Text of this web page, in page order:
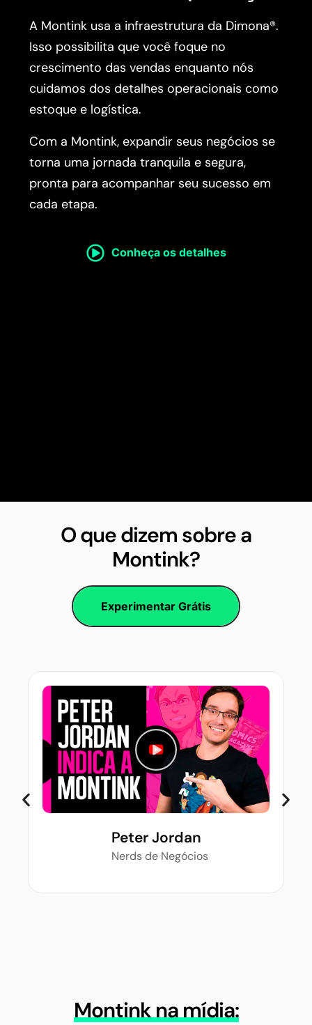
A Montink usa a infraestrutura da Dimona®.
Isso possibilita que você foque no
crescimento das vendas enquanto nós
cuidamos dos detalhes operacionais como
estoque e logística.
Com a Montink, expandir seus negócios se
torna uma jornada tranquila e segura,
pronta para acompanhar seu sucesso em
cada etapa.
Conheça os detalhes
O que dizem sobre a
Montink?
Experimentar Grátis
Peter Jordan
Nerds de Negócios
Montink na mídia: